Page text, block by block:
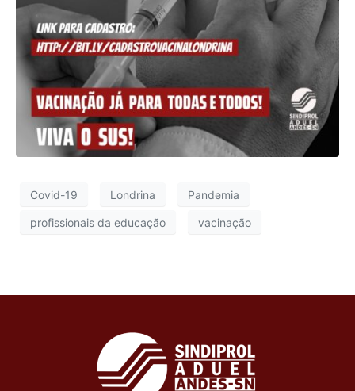
Covid-19 Londrina Pandemia
profissionais da educação vacinação